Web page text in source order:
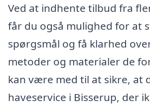
Ved at indhente tilbud fra
får du også mulighed for at
spørgsmål og få klarhed
metoder og materialer de
kan være med til at sikre, at
haveservice i Bisserup, der